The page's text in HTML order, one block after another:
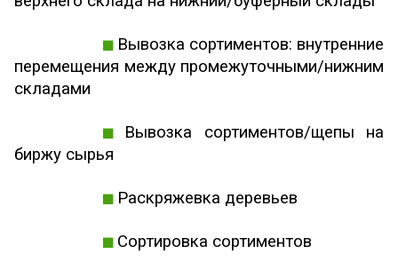
Вывозка сортиментов: внутренние
перемещения между промежуточными/нижним
складами
Вывозка сортиментов/щепы на
биржу сырья
Раскряжевка деревьев
Сортировка сортиментов